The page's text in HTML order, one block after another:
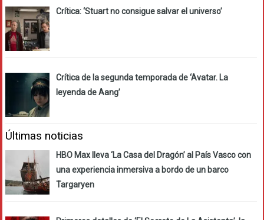
Crítica: ‘Stuart no consigue salvar el universo’
Crítica de la segunda temporada de ‘Avatar. La
leyenda de Aang’
Últimas noticias
HBO Max lleva ‘La Casa del Dragón’ al País Vasco con
una experiencia inmersiva a bordo de un barco
Targaryen